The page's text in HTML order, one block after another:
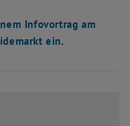
Infovortrag am
ein.